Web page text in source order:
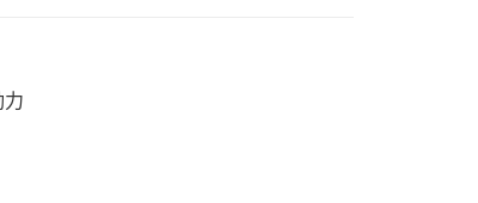
力